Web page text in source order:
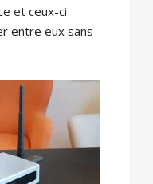
et ceux-ci
entre eux sans